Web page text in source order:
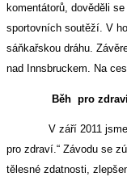
komentátorů, dověděli
sportovních soutěží. V
sáňkařskou dráhu.
nad Innsbruckem. Na
Běh pro
V září 2011 jsme
pro zdraví.“ Závodu se
tělesné zdatnosti,